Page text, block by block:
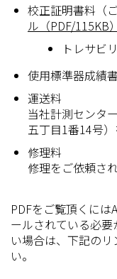
校正証明書料（
ル（PDF/115KB）
トレサビ
使用標準器成績
運送料
当社計測センタ
五丁目1番14号
修理料
修理をご依頼さ
PDFをご覧頂くに
ールされている必
い場合は、下記の
い。